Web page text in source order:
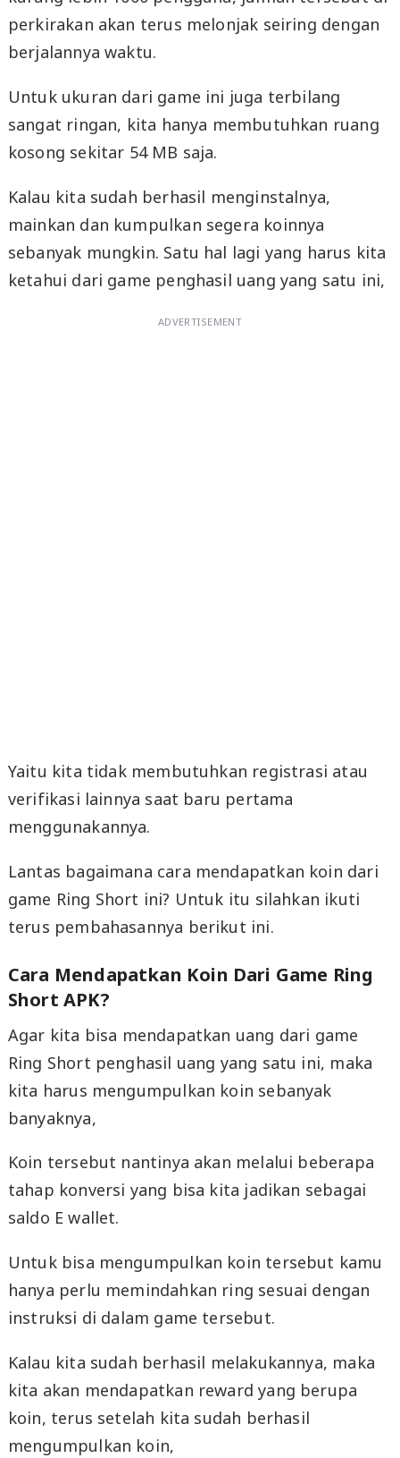
perkirakan akan terus melonjak seiring dengan
berjalannya waktu.
Untuk ukuran dari game ini juga terbilang
sangat ringan, kita hanya membutuhkan ruang
kosong sekitar 54 MB saja.
Kalau kita sudah berhasil menginstalnya,
mainkan dan kumpulkan segera koinnya
sebanyak mungkin. Satu hal lagi yang harus kita
ketahui dari game penghasil uang yang satu ini,
ADVERTISEMENT
Yaitu kita tidak membutuhkan registrasi atau
verifikasi lainnya saat baru pertama
menggunakannya.
Lantas bagaimana cara mendapatkan koin dari
game Ring Short ini? Untuk itu silahkan ikuti
terus pembahasannya berikut ini.
Cara Mendapatkan Koin Dari Game Ring
Short APK?
Agar kita bisa mendapatkan uang dari game
Ring Short penghasil uang yang satu ini, maka
kita harus mengumpulkan koin sebanyak
banyaknya,
Koin tersebut nantinya akan melalui beberapa
tahap konversi yang bisa kita jadikan sebagai
saldo E wallet.
Untuk bisa mengumpulkan koin tersebut kamu
hanya perlu memindahkan ring sesuai dengan
instruksi di dalam game tersebut.
Kalau kita sudah berhasil melakukannya, maka
kita akan mendapatkan reward yang berupa
koin, terus setelah kita sudah berhasil
mengumpulkan koin,